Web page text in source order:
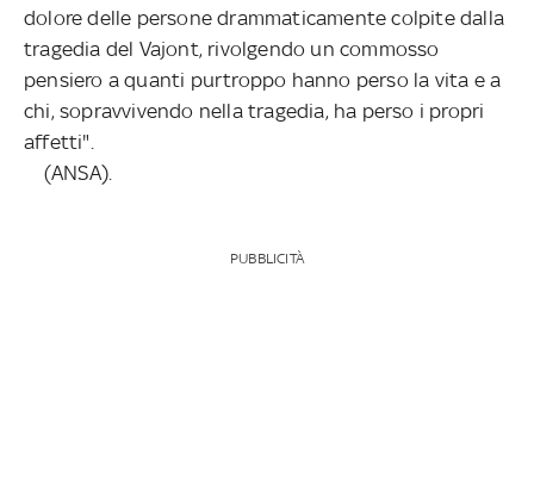
dolore delle persone drammaticamente colpite dalla
tragedia del Vajont, rivolgendo un commosso
pensiero a quanti purtroppo hanno perso la vita e a
chi, sopravvivendo nella tragedia, ha perso i propri
affetti".
(ANSA).
PUBBLICITÀ